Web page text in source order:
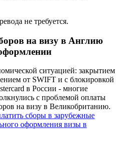
не требуется.
на визу в Англию
ситуацией: закрытием
от SWIFT и с блокировкой
в России - многие
с проблемой оплаты
на визу в Великобританию.
сборы в зарубежные
оформления визы в